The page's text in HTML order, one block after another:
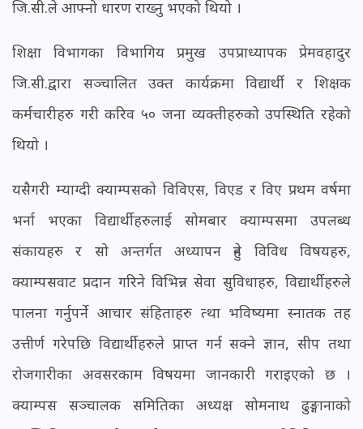
जि.सी.ले आफ्नो धारण राख्नु भएको थियो ।
शिक्षा विभागका विभागिय प्रमुख उपप्राध्यापक प्रेमवहादुर
जि.सी.द्वारा सञ्चालित उक्त कार्यक्रमा विद्यार्थी र शिक्षक
कर्मचारीहरु गरी करिव ५० जना व्यक्तीहरुको उपस्थिति रहेको
थियो ।
यसैगरी म्याग्दी क्याम्पसको विविएस, विएड र विए प्रथम वर्षमा
भर्ना भएका विद्यार्थीहरुलाई सोमबार क्याम्पसमा उपलब्ध
संकायहरु र सो अन्तर्गत अध्यापन हुने विविध विषयहरु,
क्याम्पसवाट प्रदान गरिने विभिन्न सेवा सुविधाहरु, विद्यार्थीहरुले
पालना गर्नुपर्ने आचार संहिताहरु त्था भविष्यमा स्नातक तह
उत्तीर्ण गरेपछि विद्यार्थीहरुले प्राप्त गर्न सक्ने ज्ञान, सीप तथा
रोजगारीका अवसरकाम विषयमा जानकारी गराइएको छ ।
क्याम्पस सञ्चालक समितिका अध्यक्ष सोमनाथ ढुङ्गानाको